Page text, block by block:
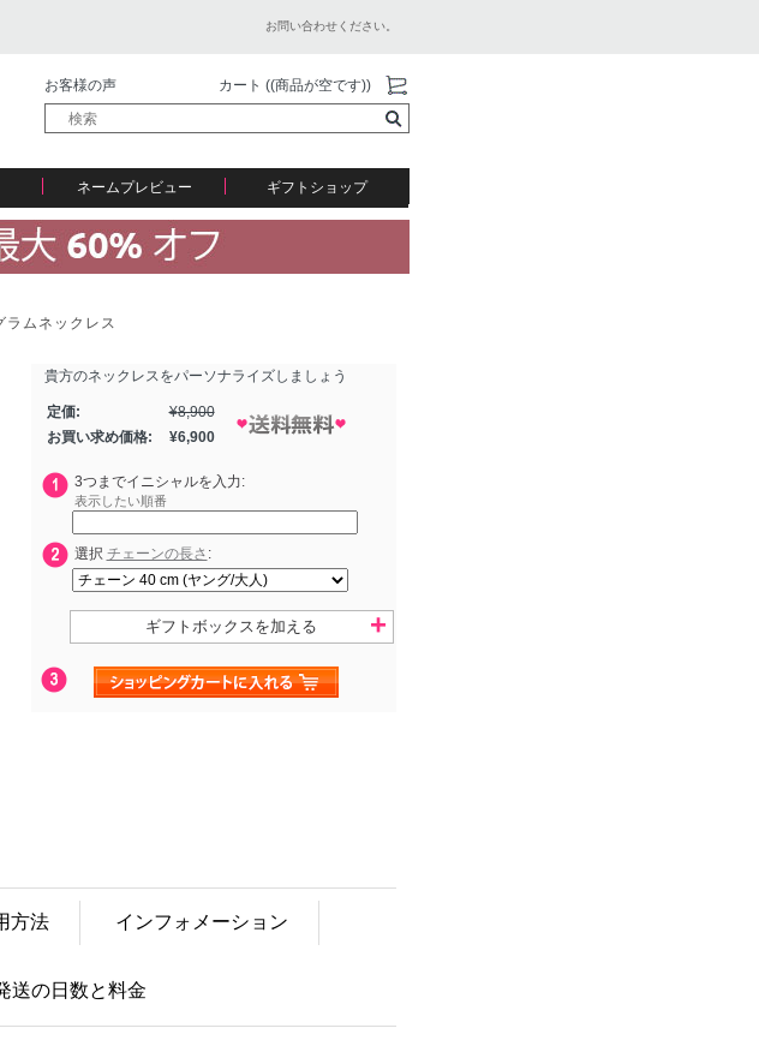
お問い合わせください。
お客様の声 カート ((商品が空です))
ネームプレビュー
ギフトショップ
ラムネックレス
貴方のネックレスをパーソナライズしましょう
定価: ¥8,900
お買い求め価格:
¥6,900
3つまでイニシャルを入力:
表示したい順番
選択 チェーンの長さ :
ギフトボックスを加える
方法 インフォメーション
送の日数と料金